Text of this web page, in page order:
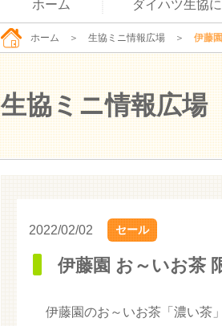
ホーム ダイハツ生協
ホーム ＞ 生協ミニ情報広場 ＞ 伊藤
生協ミニ情報広場
2022/02/02 セール
伊藤園 お～いお茶
伊藤園のお～いお茶「濃い茶